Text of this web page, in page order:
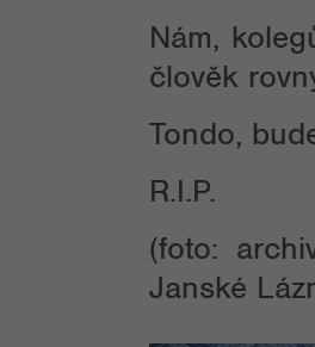
Nám,
člověk
Tondo,
R.I.P.
(foto:
Janské